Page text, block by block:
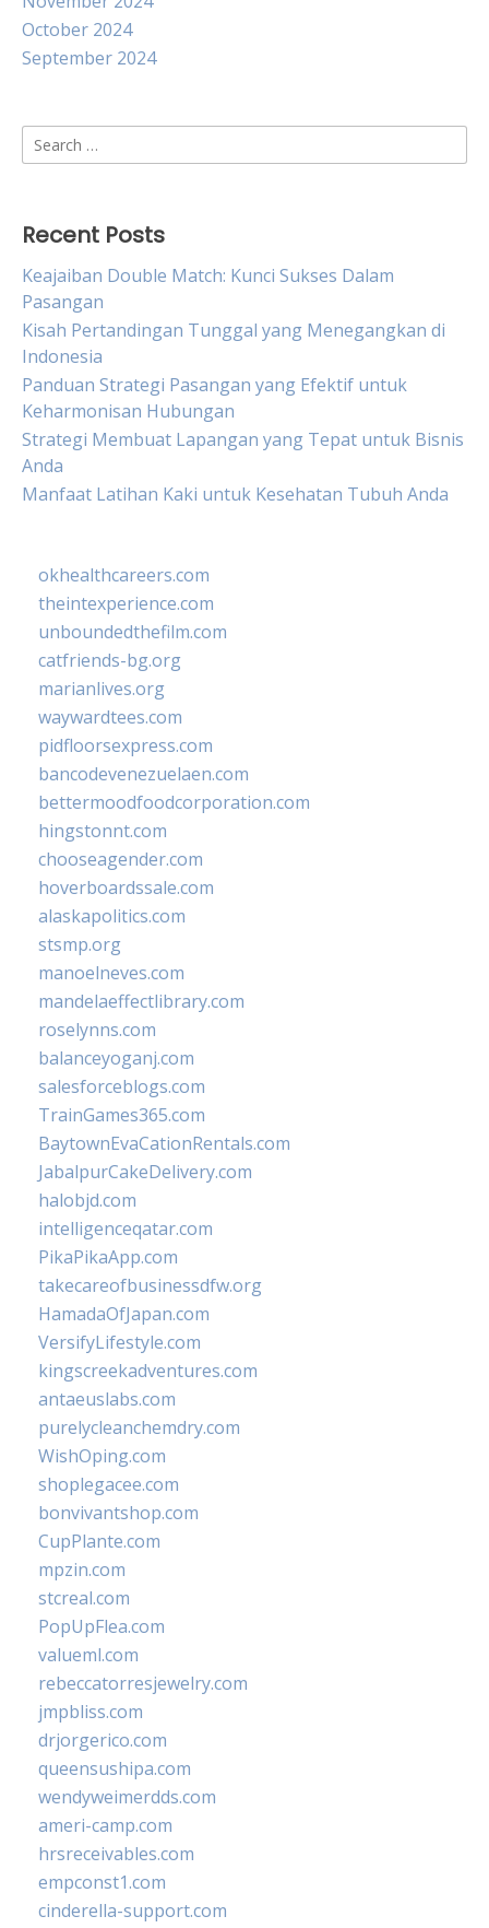
October 2024
September 2024
Search
for:
Recent Posts
Keajaiban Double Match: Kunci Sukses Dalam
Pasangan
Kisah Pertandingan Tunggal yang Menegangkan di
Indonesia
Panduan Strategi Pasangan yang Efektif untuk
Keharmonisan Hubungan
Strategi Membuat Lapangan yang Tepat untuk Bisnis
Anda
Manfaat Latihan Kaki untuk Kesehatan Tubuh Anda
okhealthcareers.com
theintexperience.com
unboundedthefilm.com
catfriends-bg.org
marianlives.org
waywardtees.com
pidfloorsexpress.com
bancodevenezuelaen.com
bettermoodfoodcorporation.com
hingstonnt.com
chooseagender.com
hoverboardssale.com
alaskapolitics.com
stsmp.org
manoelneves.com
mandelaeffectlibrary.com
roselynns.com
balanceyoganj.com
salesforceblogs.com
TrainGames365.com
BaytownEvaCationRentals.com
JabalpurCakeDelivery.com
halobjd.com
intelligenceqatar.com
PikaPikaApp.com
takecareofbusinessdfw.org
HamadaOfJapan.com
VersifyLifestyle.com
kingscreekadventures.com
antaeuslabs.com
purelycleanchemdry.com
WishOping.com
shoplegacee.com
bonvivantshop.com
CupPlante.com
mpzin.com
stcreal.com
PopUpFlea.com
valueml.com
rebeccatorresjewelry.com
jmpbliss.com
drjorgerico.com
queensushipa.com
wendyweimerdds.com
ameri-camp.com
hrsreceivables.com
empconst1.com
cinderella-support.com